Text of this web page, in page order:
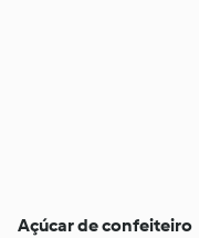
Açúcar de confeiteiro